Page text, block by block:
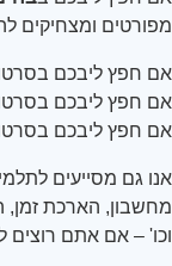
מפורטים ומצחיקים
אם חפץ ליבכם
אם חפץ ליבכם
אם חפץ ליבכם
אנו גם מסייעים
מחשבון, הארכת
וכו' – אם אתם רוצים